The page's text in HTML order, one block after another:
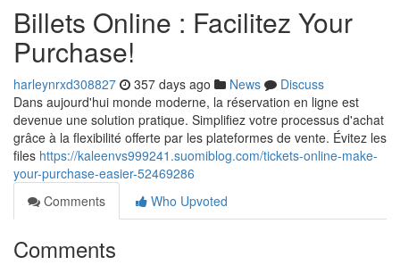
Billets Online : Facilitez Your
Purchase!
harleynrxd308827 357 days ago News
Discuss
Dans aujourd'hui monde moderne, la réservation en ligne est
devenue une solution pratique. Simplifiez votre processus d'achat
grâce à la flexibilité offerte par les plateformes de vente. Évitez les
files https://kaleenvs999241.suomiblog.com/tickets-online-make-
your-purchase-easier-52469286
Comments
Who Upvoted
Comments